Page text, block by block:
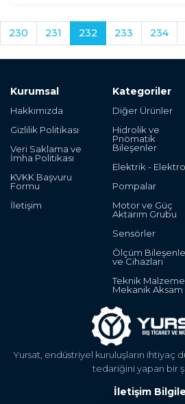
230 231 232 233 234
Yursat, endüstriyel kuruluşların ihtiyaç
tedariğini yapan bir
Kurumsal
Hakkımızda
Gizlilik Politikası
Veri Saklama ve
İmha Politikası
KVKK Başvuru
Formu
İletişim
Kategoriler
Diğer Ürünler
Hidrolik ve
Pnömatik
Bileşenler
Elektrik -
Pompalar
Motor ve Güç
Aktarım Grubu
Sensörler
Ölçüm
ve Cihazları
Teknik
Mekanik Aksam
İletişim